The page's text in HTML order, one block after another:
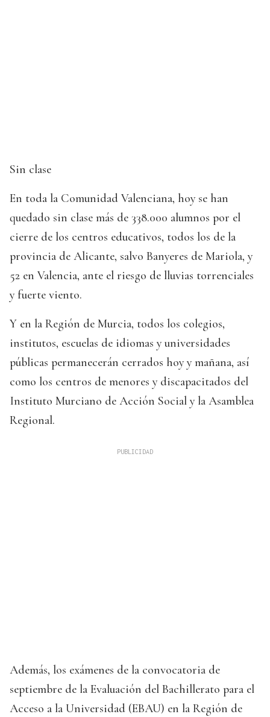
Sin clase
En toda la Comunidad Valenciana, hoy se han
quedado sin clase más de 338.000 alumnos por el
cierre de los centros educativos, todos los de la
provincia de Alicante, salvo Banyeres de Mariola, y
52 en Valencia, ante el riesgo de lluvias torrenciales
y fuerte viento.
Y en la Región de Murcia, todos los colegios,
institutos, escuelas de idiomas y universidades
públicas permanecerán cerrados hoy y mañana, así
como los centros de menores y discapacitados del
Instituto Murciano de Acción Social y la Asamblea
Regional.
Además, los exámenes de la convocatoria de
septiembre de la Evaluación del Bachillerato para el
Acceso a la Universidad (EBAU) en la Región de